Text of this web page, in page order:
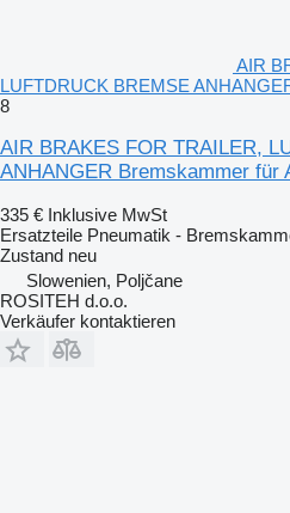
AIR
LUFTDRUCK BREMSE
8
AIR BRAKES FOR TRAILER,
ANHANGER Bremskammer für
335 € Inklusive MwSt
Ersatzteile Pneumatik -
Zustand neu
Slowenien, Poljčane
ROSITEH d.o.o.
Verkäufer kontaktieren